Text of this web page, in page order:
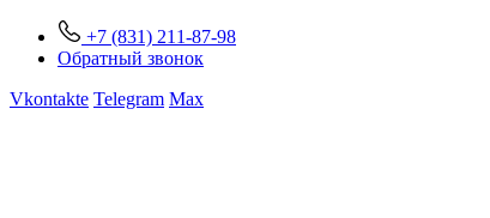
+7 (831) 211-87-98
Обратный звонок
Vkontakte Telegram Max